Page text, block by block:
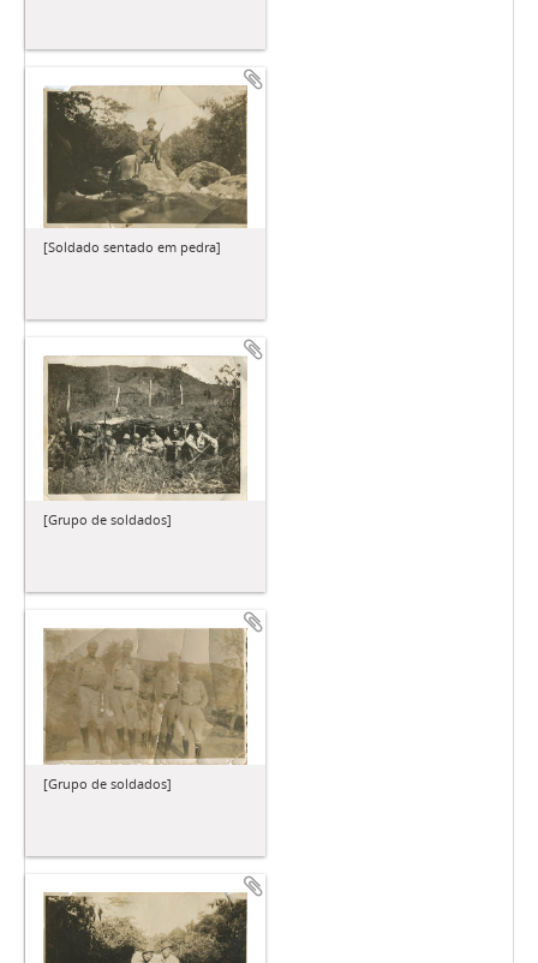
[Soldado sentado em pedra]
[Grupo de soldados]
[Grupo de soldados]